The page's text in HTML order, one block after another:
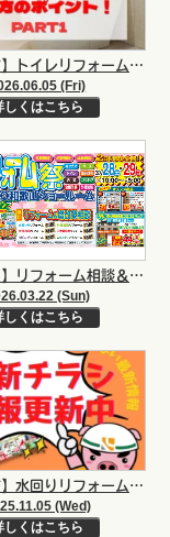
【和歌山市】トイレリフォームで失敗しない！トイレタイプの違いと選び方のポイント！PART1｜和歌山市・阪南市・岬町のリフォーム・外壁塗装専門店
(Fri)
しくはこちら
【イベント】リフォーム相談＆感謝祭！！相談無料｜和歌山市・海南市・和歌山県のリフォームと屋根外壁専門店
(Sun)
しくはこちら
【和歌山市】水回りリフォームがお得！！リフォームと塗装最新チラシ｜和歌山市・海南市・岩出市・紀の川市のリフォームと屋根外壁専門店
(Wed)
しくはこちら